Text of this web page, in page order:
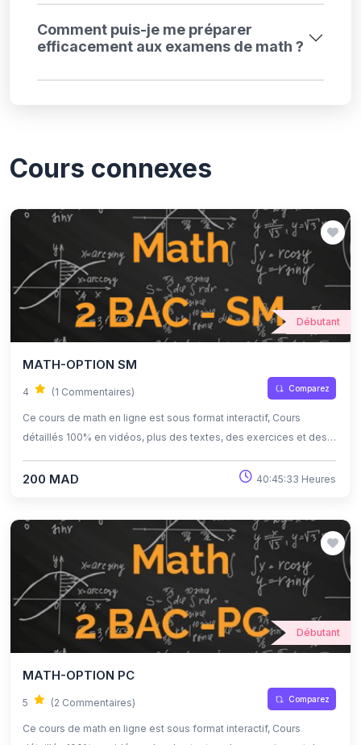
Comment puis-je me préparer
efficacement aux examens de math ?
Cours connexes
Débutant
MATH-OPTION SM
4 (1 Commentaires) Comparez
Ce cours de math en ligne est sous format interactif, Cours
détaillés 100% en vidéos, plus des textes, des exercices et des
d'apprendre à son propre rythme grâce à l'auto-apprentissage et
200 MAD 40:45:33 Heures
Débutant
MATH-OPTION PC
5 (2 Commentaires) Comparez
Ce cours de math en ligne est sous format interactif, Cours